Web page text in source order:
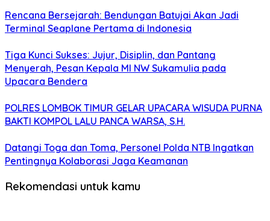
Rencana Bersejarah: Bendungan Batujai Akan Jadi
Terminal Seaplane Pertama di Indonesia
Tiga Kunci Sukses: Jujur, Disiplin, dan Pantang
Menyerah, Pesan Kepala MI NW Sukamulia pada
Upacara Bendera
POLRES LOMBOK TIMUR GELAR UPACARA WISUDA PURNA
BAKTI KOMPOL LALU PANCA WARSA, S.H.
Datangi Toga dan Toma, Personel Polda NTB Ingatkan
Pentingnya Kolaborasi Jaga Keamanan
Rekomendasi untuk kamu